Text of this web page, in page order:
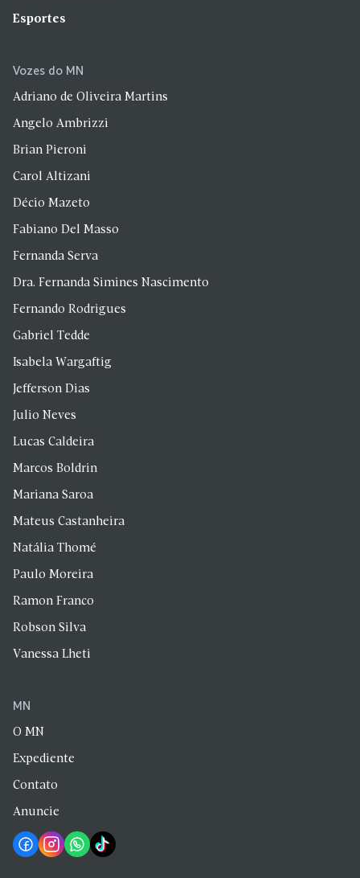
Esportes
Vozes do MN
Adriano de Oliveira Martins
Angelo Ambrizzi
Brian Pieroni
Carol Altizani
Décio Mazeto
Fabiano Del Masso
Fernanda Serva
Dra. Fernanda Simines Nascimento
Fernando Rodrigues
Gabriel Tedde
Isabela Wargaftig
Jefferson Dias
Julio Neves
Lucas Caldeira
Marcos Boldrin
Mariana Saroa
Mateus Castanheira
Natália Thomé
Paulo Moreira
Ramon Franco
Robson Silva
Vanessa Lheti
MN
O MN
Expediente
Contato
Anuncie